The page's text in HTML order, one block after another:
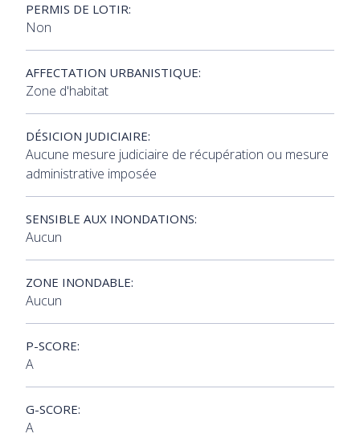
PERMIS DE LOTIR:
Non
AFFECTATION URBANISTIQUE:
Zone d'habitat
DÉSICION JUDICIAIRE:
Aucune mesure judiciaire de récupération ou mesure
administrative imposée
SENSIBLE AUX INONDATIONS:
Aucun
ZONE INONDABLE:
Aucun
P-SCORE:
A
G-SCORE:
A